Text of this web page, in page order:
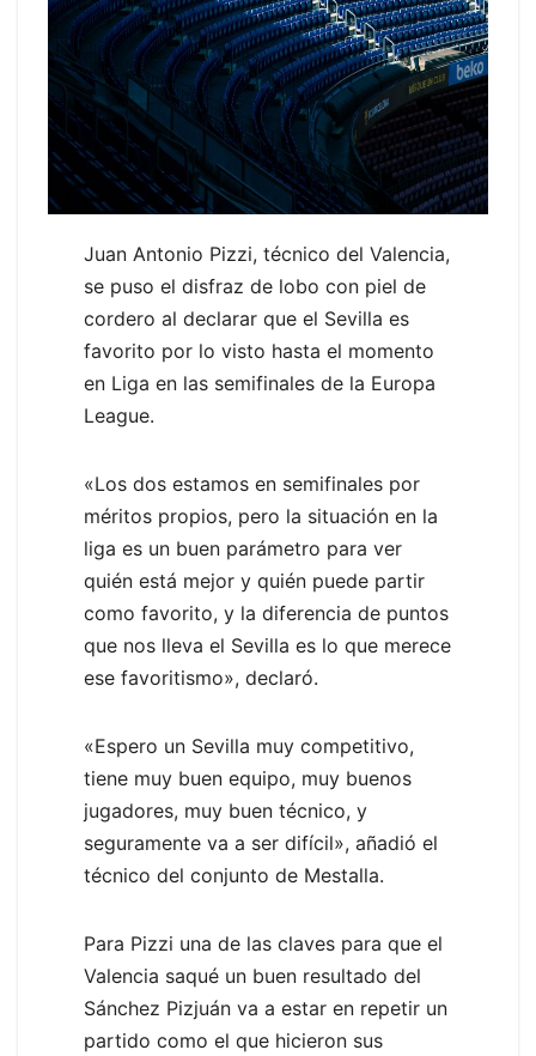
Juan Antonio Pizzi, técnico del Valencia,
se puso el disfraz de lobo con piel de
cordero al declarar que el Sevilla es
favorito por lo visto hasta el momento
en Liga en las semifinales de la Europa
League.
«Los dos estamos en semifinales por
méritos propios, pero la situación en la
liga es un buen parámetro para ver
quién está mejor y quién puede partir
como favorito, y la diferencia de puntos
que nos lleva el Sevilla es lo que merece
ese favoritismo», declaró.
«Espero un Sevilla muy competitivo,
tiene muy buen equipo, muy buenos
jugadores, muy buen técnico, y
seguramente va a ser difícil», añadió el
técnico del conjunto de Mestalla.
Para Pizzi una de las claves para que el
Valencia saqué un buen resultado del
Sánchez Pizjuán va a estar en repetir un
partido como el que hicieron sus